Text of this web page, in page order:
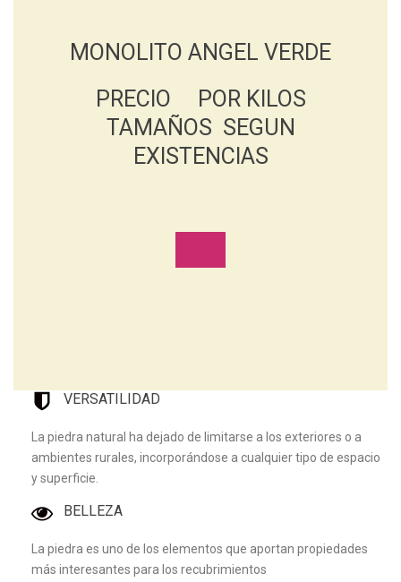
MONOLITO ANGEL VERDE
PRECIO POR KILOS
TAMAÑOS SEGUN
EXISTENCIAS
VERSATILIDAD
La piedra natural ha dejado de limitarse a los exteriores o a
ambientes rurales, incorporándose a cualquier tipo de espacio
y superficie.
BELLEZA
La piedra es uno de los elementos que aportan propiedades
más interesantes para los recubrimientos